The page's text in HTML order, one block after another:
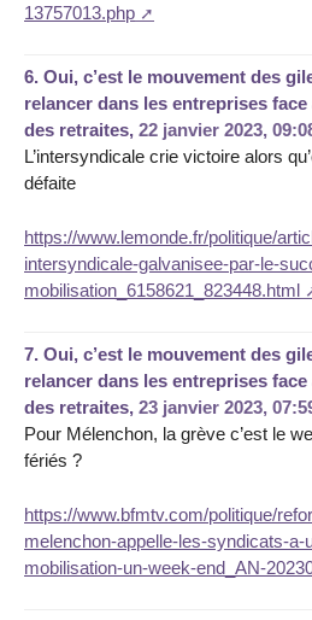
13757013.php
6. Oui, c’est le mouvement des
relancer dans les entreprises
des retraites, 22 janvier 2023,
L’intersyndicale crie victoire alors
défaite
https://www.lemonde.fr/politique/
intersyndicale-galvanisee-par-le-
mobilisation_6158621_823448.html
7. Oui, c’est le mouvement des
relancer dans les entreprises
des retraites, 23 janvier 2023,
Pour Mélenchon, la grève c’est le
fériés ?
https://www.bfmtv.com/politique/
melenchon-appelle-les-syndicats-a-
mobilisation-un-week-end_AN-